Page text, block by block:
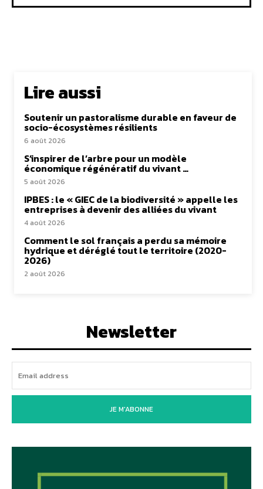
Lire aussi
Soutenir un pastoralisme durable en faveur de
socio-écosystèmes résilients
6 août 2026
S’inspirer de l’arbre pour un modèle
économique régénératif du vivant …
5 août 2026
IPBES : le « GIEC de la biodiversité » appelle les
entreprises à devenir des alliées du vivant
4 août 2026
Comment le sol français a perdu sa mémoire
hydrique et déréglé tout le territoire (2020-
2026)
2 août 2026
Newsletter
JE M'ABONNE